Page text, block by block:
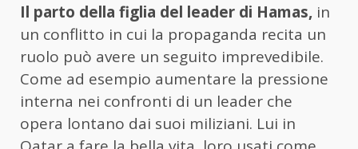
Il parto della figlia del leader di Hamas, in
un conflitto in cui la propaganda recita un
ruolo può avere un seguito imprevedibile.
Come ad esempio aumentare la pressione
interna nei confronti di un leader che
opera lontano dai suoi miliziani. Lui in